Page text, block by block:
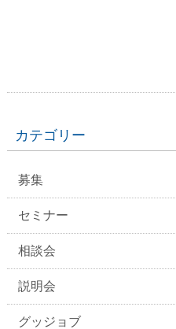
カテゴリー
募集
セミナー
相談会
説明会
グッジョブ